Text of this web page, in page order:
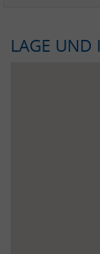
LAGE UND